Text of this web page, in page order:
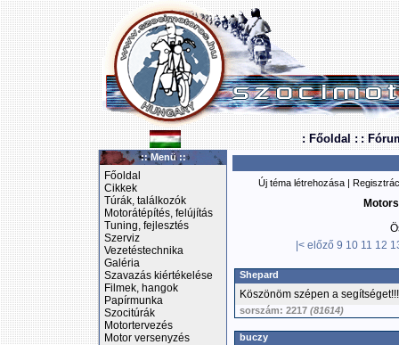
: Főoldal : :
:: Menü ::
Főoldal
Cikkek
Túrák, találkozók
Motorátépítés, felújítás
Tuning, fejlesztés
Szerviz
Vezetéstechnika
Galéria
Szavazás kiértékelése
Filmek, hangok
Papírmunka
Szocitúrák
Motortervezés
Motor versenyzés
Új téma létrehozása |
|< előző 9 10 11 12
Shepard
Köszönöm szépen a segítséget!!!
sorszám: 2217 (81614)
buczy